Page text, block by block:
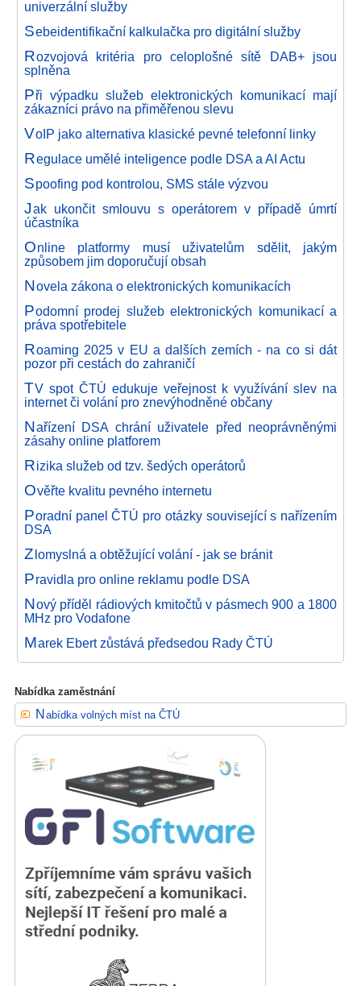
univerzální služby
Sebeidentifikační kalkulačka pro digitální služby
Rozvojová kritéria pro celoplošné sítě DAB+ jsou
splněna
Při výpadku služeb elektronických komunikací mají
zákazníci právo na přiměřenou slevu
VoIP jako alternativa klasické pevné telefonní linky
Regulace umělé inteligence podle DSA a AI Actu
Spoofing pod kontrolou, SMS stále výzvou
Jak ukončit smlouvu s operátorem v případě úmrtí
účastníka
Online platformy musí uživatelům sdělit, jakým
způsobem jim doporučují obsah
Novela zákona o elektronických komunikacích
Podomní prodej služeb elektronických komunikací a
práva spotřebitele
Roaming 2025 v EU a dalších zemích - na co si dát
pozor při cestách do zahraničí
TV spot ČTÚ edukuje veřejnost k využívání slev na
internet či volání pro znevýhodněné občany
Nařízení DSA chrání uživatele před neoprávněnými
zásahy online platforem
Rizika služeb od tzv. šedých operátorů
Ověřte kvalitu pevného internetu
Poradní panel ČTÚ pro otázky související s nařízením
DSA
Zlomyslná a obtěžující volání - jak se bránit
Pravidla pro online reklamu podle DSA
Nový příděl rádiových kmitočtů v pásmech 900 a 1800
MHz pro Vodafone
Marek Ebert zůstává předsedou Rady ČTÚ
Nabídka zaměstnání
Nabídka volných míst na ČTÚ